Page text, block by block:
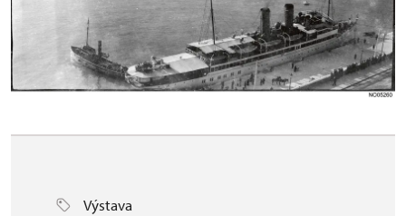
Výstava